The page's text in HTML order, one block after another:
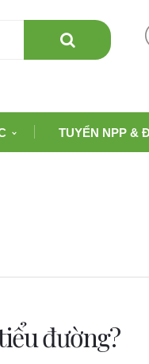
TUYỂN NPP &
đường?